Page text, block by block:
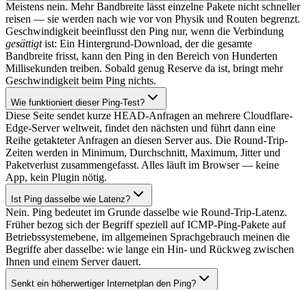
Meistens nein. Mehr Bandbreite lässt einzelne Pakete nicht schneller
reisen — sie werden nach wie vor von Physik und Routen begrenzt.
Geschwindigkeit beeinflusst den Ping nur, wenn die Verbindung
gesättigtist: Ein Hintergrund-Download, der die gesamte
Bandbreite frisst, kann den Ping in den Bereich von Hunderten
Millisekunden treiben. Sobald genug Reserve da ist, bringt mehr
Geschwindigkeit beim Ping nichts.
Wie funktioniert dieser Ping-Test?
Diese Seite sendet kurze HEAD-Anfragen an mehrere Cloudflare-
Edge-Server weltweit, findet den nächsten und führt dann eine
Reihe getakteter Anfragen an diesen Server aus. Die Round-Trip-
Zeiten werden in Minimum, Durchschnitt, Maximum, Jitter und
Paketverlust zusammengefasst. Alles läuft im Browser — keine
App, kein Plugin nötig.
Ist Ping dasselbe wie Latenz?
Nein. Ping bedeutet im Grunde dasselbe wie Round-Trip-Latenz.
Früher bezog sich der Begriff speziell auf ICMP-Ping-Pakete auf
Betriebssystemebene, im allgemeinen Sprachgebrauch meinen die
Begriffe aber dasselbe: wie lange ein Hin- und Rückweg zwischen
Ihnen und einem Server dauert.
Senkt ein höherwertiger Internetplan den Ping?